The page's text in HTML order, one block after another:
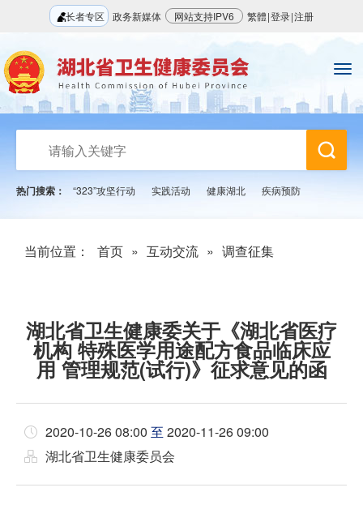
长者专区 政务新媒体 网站支持IPV6 繁體|登录|注册
热门搜索： “323”攻坚行动 实践活动 健康湖北 疾病预防
当前位置： 首页 » 互动交流 » 调查征集
湖北省卫生健康委关于《湖北省医疗
机构 特殊医学用途配方食品临床应
用 管理规范(试行)》征求意见的函
2020-10-26 08:00 至 2020-11-26 09:00
湖北省卫生健康委员会